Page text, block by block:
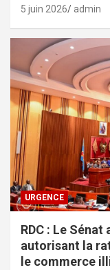
5 juin 2026 admin
URGENCE
RDC : Le
autorisant la
le commerce